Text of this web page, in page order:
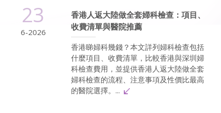
23
6-2026
香港人返大陸做全套婦科檢查：項目、
收費清單與醫院推薦
香港睇婦科幾錢？本文詳列婦科檢查包括
什麼項目、收費清單，比較香港與深圳婦
科檢查費用，並提供香港人返大陸做全套
婦科檢查的流程、注意事項及性價比最高
的醫院選擇。...